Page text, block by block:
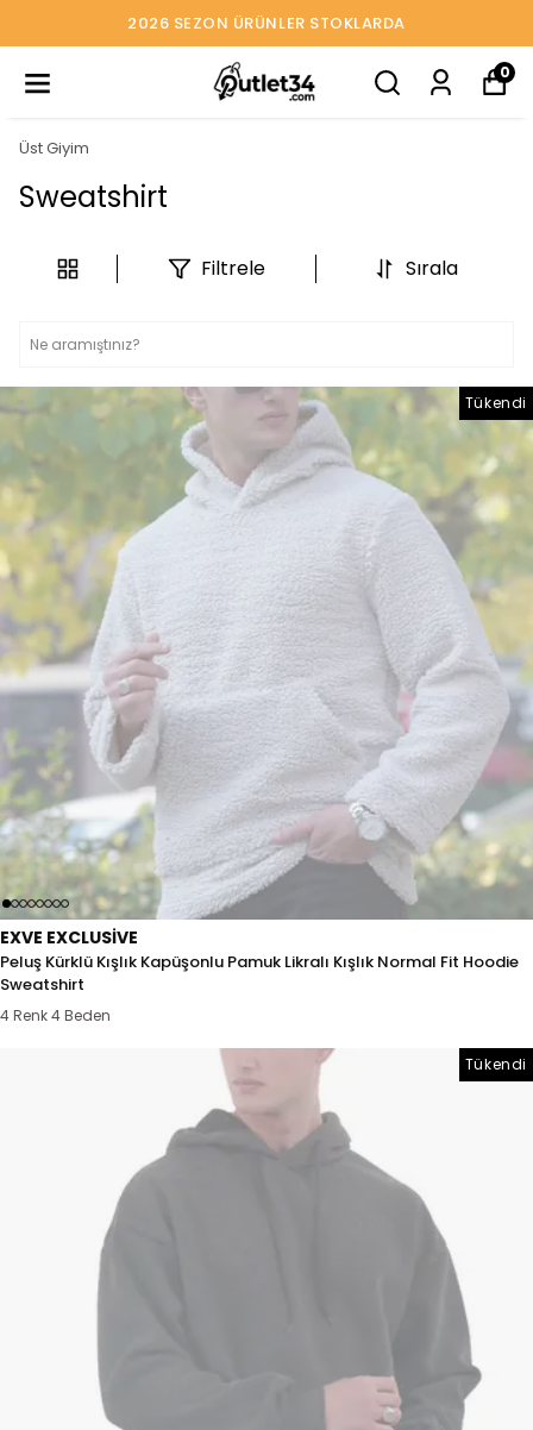
2026 SEZON ÜRÜNLER STOKLARDA
0
Üst Giyim
Sweatshirt
Filtrele Sırala
Tükendi
EXVE EXCLUSIVE
Peluş Kürklü Kışlık Kapüşonlu Pamuk Likralı Kışlık Normal Fit Hoodie
Sweatshirt
4 Renk 4 Beden
Tükendi